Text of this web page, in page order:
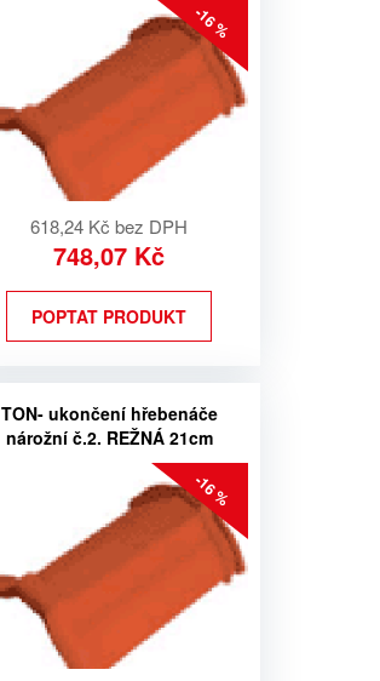
-16 %
618,24 Kč bez DPH
748,07 Kč
POPTAT PRODUKT
TON- ukončení hřebenáče
nárožní č.2. REŽNÁ 21cm
-16 %